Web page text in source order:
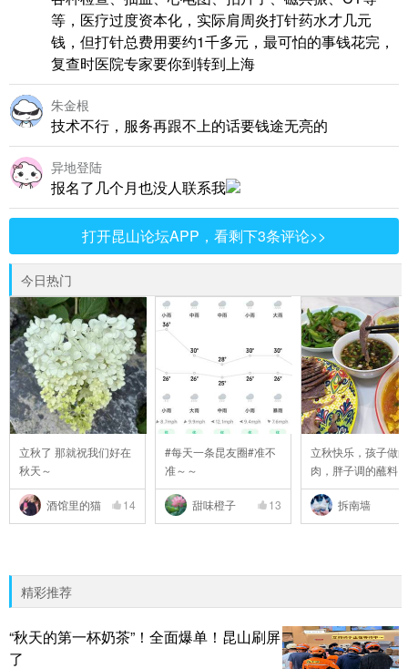
等，医疗过度资本化，实际肩周炎打针药水才几元
钱，但打针总费用要约1千多元，最可怕的事钱花完，
复查时医院专家要你到转到上海
朱金根
技术不行，服务再跟不上的话要钱途无亮的
异地登陆
报名了几个月也没人联系我
打开昆山论坛APP，看剩下3条评论>>
今日热门
立秋了 那就祝我们好在
秋天～
酒馆里的猫 14
#每天一条昆友圈#准不
准～～
甜味橙子 13
立秋快乐，孩子做
肉，胖子调的蘸料
..
拆南墙
精彩推荐
“秋天的第一杯奶茶”！全面爆单！昆山刷屏
了